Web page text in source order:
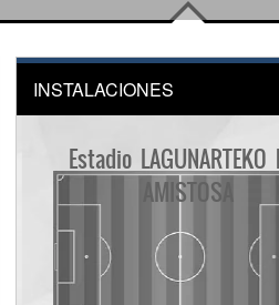
INSTALACIONES
Estadio
AMISTOSA